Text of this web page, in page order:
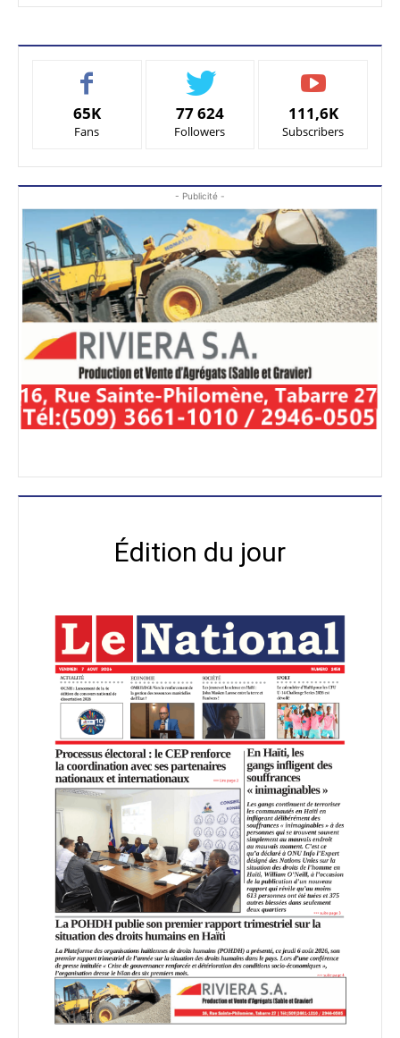
65K
Fans
77 624
Followers
111,6K
Subscribers
- Publicité -
Édition du jour